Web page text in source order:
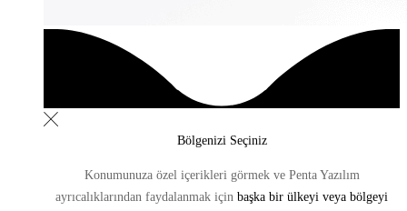
Bölgenizi Seçiniz
Konumunuza özel içerikleri görmek ve Penta Yazılım
ayrıcalıklarından faydalanmak için başka bir ülkeyi veya bölgeyi